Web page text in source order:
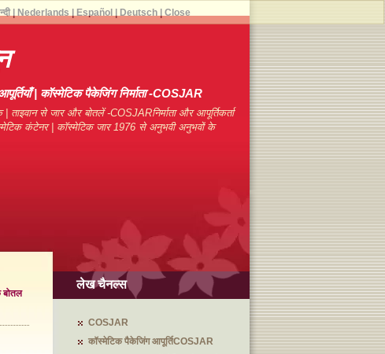
| कॉस्मेटिक पैकेजिंग निर्माता -COSJAR
से जार और बोतलें -COSJARनिर्माता और आपूर्तिकर्ता
कंटेनर | कॉस्मेटिक जार 1976 से अनुभवी अनुभवों के
बोतल
लेख चैनल्स
COSJAR
कॉस्मेटिक पैकेजिंग आपूर्तिCOSJAR
| Nederlands Español Deutsch| Close